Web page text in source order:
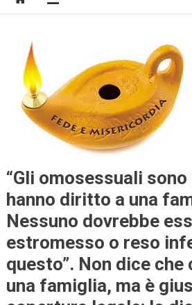
“Gli omosessuali
hanno diritto a una
Nessuno dovrebbe
estromesso o reso
questo”. Non dice
una famiglia, ma è